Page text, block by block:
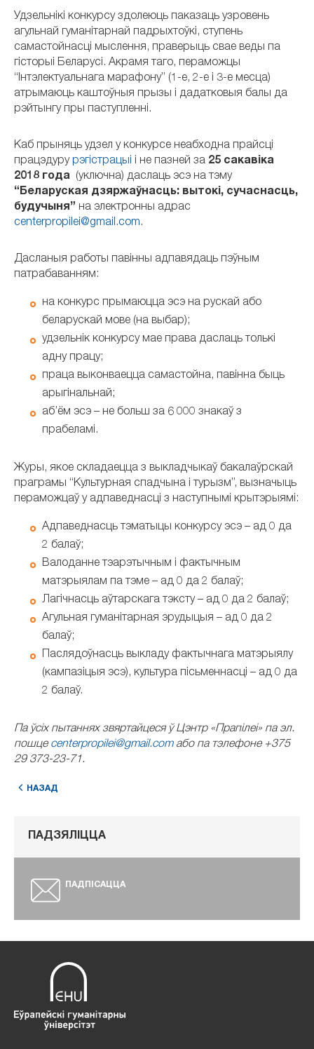
Удзельнікі конкурсу здолеюць паказаць узровень
агульнай гуманітарнай падрыхтоўкі, ступень
самастойнасці мыслення, праверыць свае веды па
гісторыі Беларусі. Акрамя таго, пераможцы
“Інтэлектуальнага марафону” (1-е, 2-е і 3-е месца)
атрымаюць каштоўныя прызы і дадатковыя балы да
рэйтынгу пры паступленні.
Каб прыняць удзел у конкурсе неабходна прайсці
працэдуру рэгістрацыі і не пазней за 25 сакавіка
2018 года (уключна) даслаць эсэ на тэму
“Беларуская дзяржаўнасць: вытокі, сучаснасць,
будучыня” на электронны адрас
centerpropilei@gmail.com.
Дасланыя работы павінны адпавядаць пэўным
патрабаванням:
на конкурс прымаюцца эсэ на рускай або
беларускай мове (на выбар);
удзельнік конкурсу мае права даслаць толькі
адну працу;
праца выконваецца самастойна, павінна быць
арыгінальнай;
аб’ём эсэ – не больш за 6 000 знакаў з
прабеламі.
Журы, якое складаецца з выкладчыкаў бакалаўрскай
праграмы “Культурная спадчына і турызм”, вызначыць
пераможцаў у адпаведнасці з наступнымі крытэрыямі:
Адпаведнасць тэматыцы конкурсу эсэ – ад 0 да
2 балаў;
Валоданне тэарэтычным і фактычным
матэрыялам па тэме – ад 0 да 2 балаў;
Лагічнасць аўтарскага тэксту – ад 0 да 2 балаў;
Агульная гуманітарная эрудыцыя – ад 0 да 2
балаў;
Паслядоўнасць выкладу фактычнага матэрыялу
(кампазіцыя эсэ), культура пісьменнасці – ад 0 да
2 балаў.
Па ўсіх пытаннях звяртайцеся ў Цэнтр «Прапілеі» па эл.
пошцеcenterpropilei@gmail.comабо па тэлефоне +375
29 373-23-71.
НАЗАД
ПАДЗЯЛІЦЦА
ПАДПІСАЦЦА